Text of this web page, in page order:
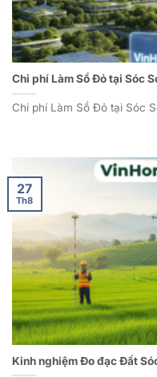
Chi phí Làm Sổ Đỏ tại Sóc
Chi phí Làm Sổ Đỏ tại Sóc
Kinh nghiệm Đo đạc Đất
27
Th8